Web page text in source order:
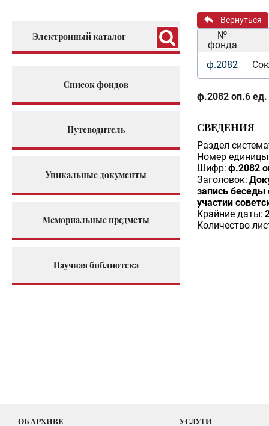
Электронный каталог
Список фондов
Путеводитель
Уникальные документы
Мемориальные предметы
Научная библиотека
Вернуться
№
фонда
ф.2082
ф.2082 оп.6 ед.
СВЕДЕНИЯ
Раздел
Номер единицы
Шифр: ф.2082
Заголовок:
запись беседы
участии
Крайние даты:
Количество
ОБ АРХИВЕ УСЛУГИ